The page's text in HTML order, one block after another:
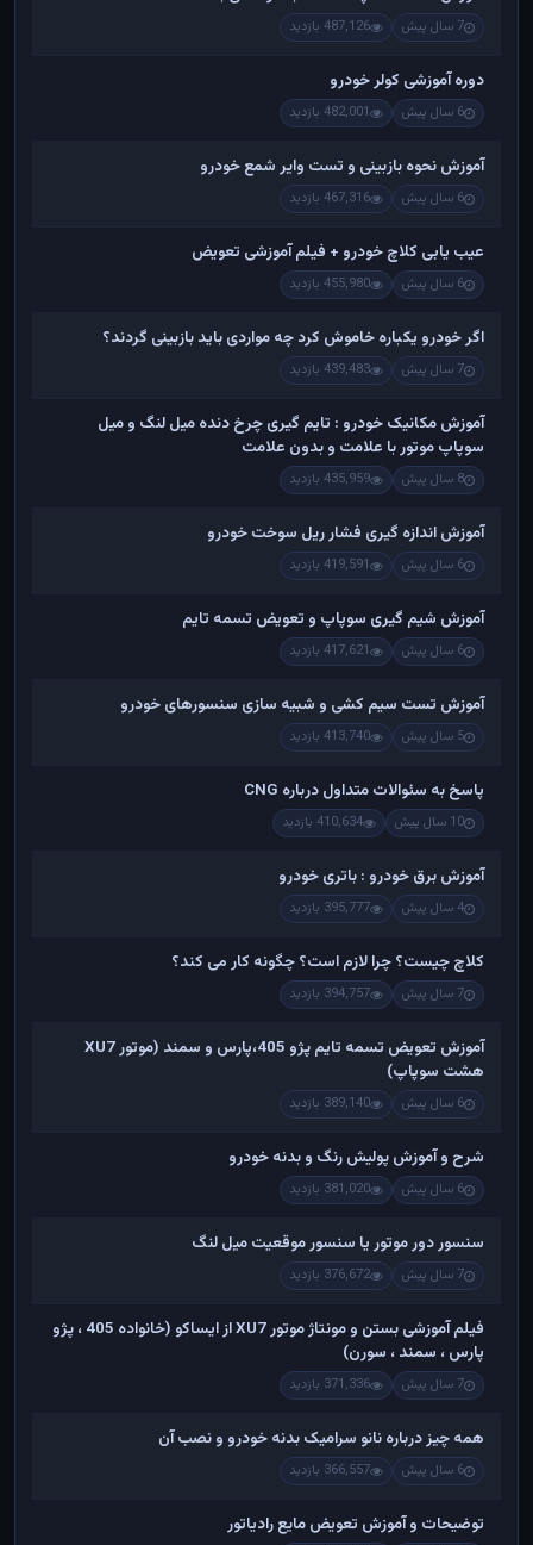
7 سال پیش 487,126 بازدید
دوره آموزشی کولر خودرو
6 سال پیش 482,001 بازدید
آموزش نحوه بازبینی و تست وایر شمع خودرو
6 سال پیش 467,316 بازدید
عیب یابی کلاچ خودرو + فیلم آموزشی تعویض
6 سال پیش 455,980 بازدید
اگر خودرو یکباره خاموش کرد چه مواردی باید بازبینی گردند؟
7 سال پیش 439,483 بازدید
آموزش مکانیک خودرو : تایم گیری چرخ دنده میل لنگ و میل
سوپاپ موتور با علامت و بدون علامت
8 سال پیش 435,959 بازدید
آموزش اندازه گیری فشار ریل سوخت خودرو
6 سال پیش 419,591 بازدید
آموزش شیم گیری سوپاپ و تعویض تسمه تایم
6 سال پیش 417,621 بازدید
آموزش تست سیم کشی و شبیه سازی سنسورهای خودرو
5 سال پیش 413,740 بازدید
پاسخ به سئوالات متداول درباره CNG
10 سال پیش 410,634 بازدید
آموزش برق خودرو : باتری خودرو
4 سال پیش 395,777 بازدید
کلاچ چیست؟ چرا لازم است؟ چگونه کار می کند؟
7 سال پیش 394,757 بازدید
آموزش تعویض تسمه تایم پژو 405،پارس و سمند (موتور XU7
هشت سوپاپ)
6 سال پیش 389,140 بازدید
شرح و آموزش پولیش رنگ و بدنه خودرو
6 سال پیش 381,020 بازدید
سنسور دور موتور یا سنسور موقعیت میل لنگ
7 سال پیش 376,672 بازدید
فیلم آموزشی بستن و مونتاژ موتور XU7 از ایساکو (خانواده 405 ، پژو
پارس ، سمند ، سورن)
7 سال پیش 371,336 بازدید
همه چیز درباره نانو سرامیک بدنه خودرو و نصب آن
6 سال پیش 366,557 بازدید
توضیحات و آموزش تعویض مایع رادیاتور